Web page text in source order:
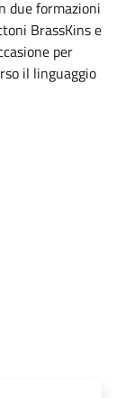
due formazioni
BrassKins e
per
il linguaggio